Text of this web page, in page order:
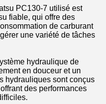
PC130-7 utilisé est
fiable, qui offre des
de carburant
une variété de tâches
hydraulique de
en douceur et un
hydrauliques sont conçus
des performances